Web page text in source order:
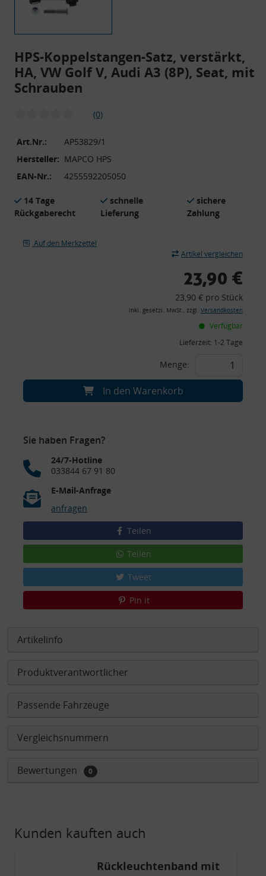
HPS-Koppelstangen-Satz, verstärkt,
HA, VW Golf V, Audi A3 (8P), Seat, mit
Schrauben
(0)
Art.Nr.:
AP53829/1
Hersteller: MAPCO HPS
EAN-Nr.:
4255592205050
14 Tage
Rückgaberecht
schnelle
Lieferung
sichere
Zahlung
Auf den Merkzettel
Artikel vergleichen
23,90 €
23,90 € pro Stück
inkl. gesetzl. MwSt., zzgl. Versandkosten
Verfügbar
Lieferzeit: 1-2 Tage
Menge:
In den Warenkorb
Sie haben Fragen?
24/7-Hotline
033844 67 91 80
E-Mail-Anfrage
anfragen
Teilen
Teilen
Tweet
Pin it
Artikelinfo
Produktverantwortlicher
Passende Fahrzeuge
Vergleichsnummern
Bewertungen 0
Kunden kauften auch
Rückleuchtenband mit